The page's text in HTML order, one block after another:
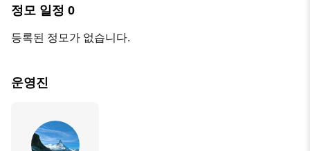
정모 일정 0
등록된 정모가 없습니다.
운영진